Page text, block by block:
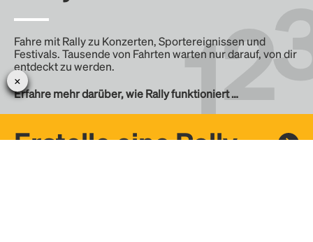
Fahre mit Rally zu Konzerten, Sportereignissen und
Festivals. Tausende von Fahrten warten nur darauf, von dir
entdeckt zu werden.
Erfahre mehr darüber, wie Rally funktioniert …
Erstelle eine Rally